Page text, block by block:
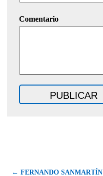
Comentario
← FERNANDO SANMARTÍN